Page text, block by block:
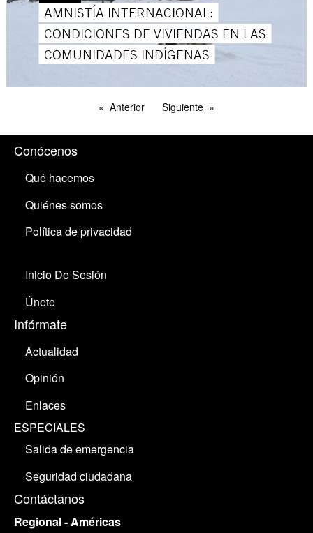
AMNISTÍA INTERNACIONAL:
CONDICIONES DE VIVIENDAS EN LAS
COMUNIDADES INDÍGENAS
Anterior Siguiente
Conócenos
Qué hacemos
Quiénes somos
Política de privacidad
Inicio De Sesión
Únete
Infórmate
Actualidad
Opinión
Enlaces
ESPECIALES
Salida de emergencia
Seguridad ciudadana
Contáctanos
Regional - Américas